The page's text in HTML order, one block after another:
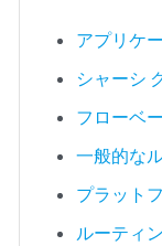
アプリケ
シャーシ
フローベ
一般的な
プラット
ルーティ